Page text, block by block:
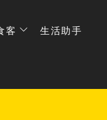
客 生活助手